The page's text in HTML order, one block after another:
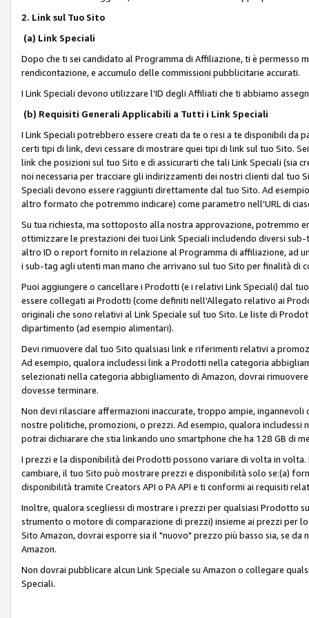
2. Link sul Tuo Sito
(a) Link Speciali
Dopo che ti sei candidato al Programma di Affiliazione, ti è permesso
rendicontazione, e accumulo delle commissioni pubblicitarie accurati.
I Link Speciali devono utilizzare l'ID degli Affiliati che ti abbiamo
(b) Requisiti Generali Applicabili a Tutti i Link Speciali
I Link Speciali potrebbero essere creati da te o resi a te disponibili
certi tipi di link, devi cessare di mostrare quei tipi di link sul tuo Sito.
link che posizioni sul tuo Sito e di assicurarti che tali Link Speciali
noi necessaria per tracciare gli indirizzamenti dei nostri clienti dal tuo
Speciali devono essere raggiunti direttamente dal tuo Sito. Ad
altro formato che potremmo indicare) come parametro nell'URL di
Su tua richiesta, ma sottoposto alla nostra approvazione,
ottimizzare le prestazioni dei tuoi Link Speciali includendo diversi sub-
altro ID o report fornito in relazione al Programma di affiliazione, ad
i sub-tag agli utenti man mano che arrivano sul tuo Sito per finalità
Puoi aggiungere o cancellare i Prodotti (e i relativi Link Speciali) dal
essere collegati ai Prodotti (come definiti nell'Allegato relativo ai
originali che sono relativi al Link Speciale sul tuo Sito. Le liste di
dipartimento (ad esempio alimentari).
Devi rimuovere dal tuo Sito qualsiasi link e riferimenti relativi a
Ad esempio, qualora includessi link a Prodotti nella categoria
selezionati nella categoria abbigliamento di Amazon, dovrai
dovesse terminare.
Non devi rilasciare affermazioni inaccurate, troppo ampie,
nostre politiche, promozioni, o prezzi. Ad esempio, qualora includessi
potrai dichiarare che stia linkando uno smartphone che ha 128 GB di
I prezzi e la disponibilità dei Prodotti possono variare di volta in
cambiare, il tuo Sito può mostrare prezzi e disponibilità solo se:(a)
disponibilità tramite Creators API o PA API e ti conformi ai requisiti
Inoltre, qualora scegliessi di mostrare i prezzi per qualsiasi Prodotto
strumento o motore di comparazione di prezzi) insieme ai prezzi
Sito Amazon, dovrai esporre sia il "nuovo" prezzo più basso sia, se
Amazon.
Non dovrai pubblicare alcun Link Speciale su Amazon o collegare
Speciali.